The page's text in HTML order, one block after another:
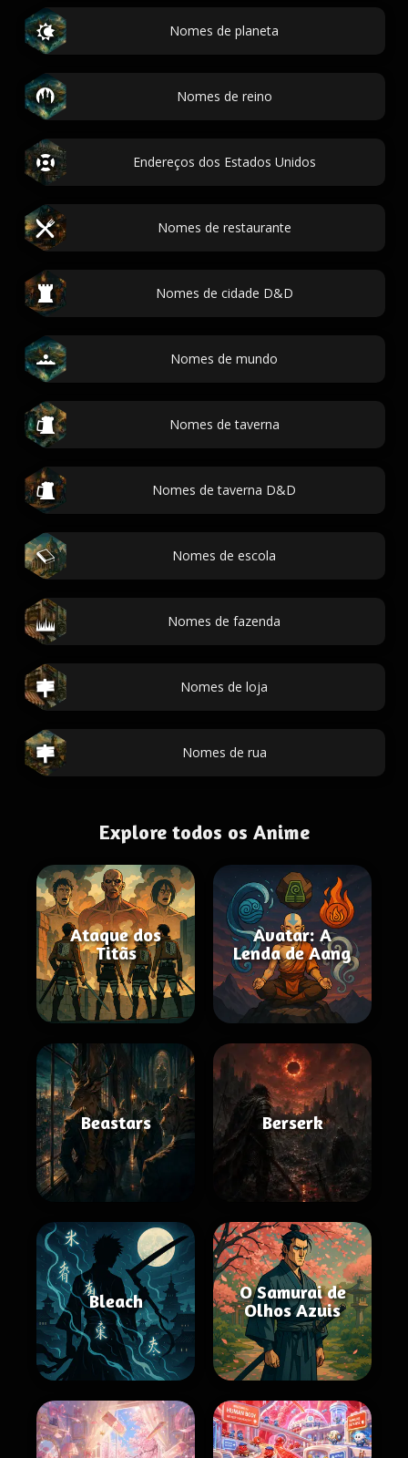
Nomes de planeta
Nomes de reino
Endereços dos Estados Unidos
Nomes de restaurante
Nomes de cidade D&D
Nomes de mundo
Nomes de taverna
Nomes de taverna D&D
Nomes de escola
Nomes de fazenda
Nomes de loja
Nomes de rua
Explore todos os Anime
Ataque dos
Titãs
Avatar: A
Lenda de Aang
Beastars Berserk
Bleach
O Samurai de
Olhos Azuis